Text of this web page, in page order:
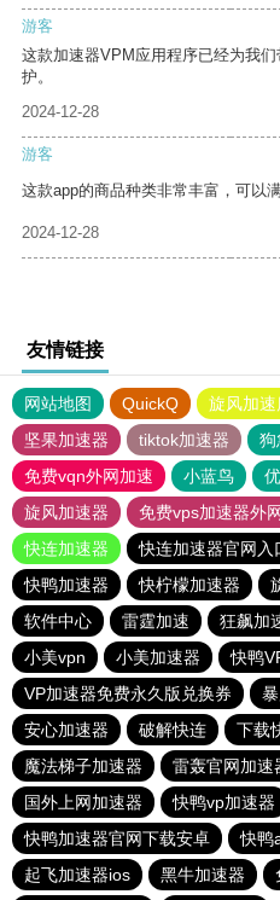
游客
这款加速器VPM应用程序已经为我
护。
2024-12-28
游客
这款app的商品种类非常丰富，可以
2024-12-28
友情链接
网站地图 QuickQ 旋风加速
坚果加速器
tiktok加速器
狗
免费vqn外网加速
小蓝鸟
旋风加速器
免费vps加速器外
快连加速器
快连加速器官网入
快鸭加速器
快柠檬加速器
软件中心
雷霆加速 狂飙加
小美vpn
小美加速器 快鸭
VP加速器免费永久版兑换券
安心加速器
破解快连
下载
魔法梯子加速器
雷轰官网加速
国外上网加速器
快鸭vp加速器
快鸭加速器官网下载安卓
快鸭
起飞加速器ios
黑牛加速器